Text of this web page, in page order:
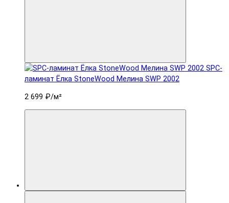
SPC-
ламинат Ëлка StoneWood Мелина SWP 2002
2 699 ₽/м²